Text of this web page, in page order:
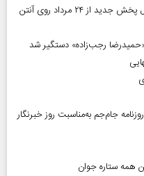
رادیو فرهنگ پوست‌اندازی می‌کند؛ جدول پخش جدید از ۲۴ مرداد روی آنتن
رجب‌زاده» دستگیر شد
جام‌جم به‌مناسبت روز خبرنگار
ستاره جوان